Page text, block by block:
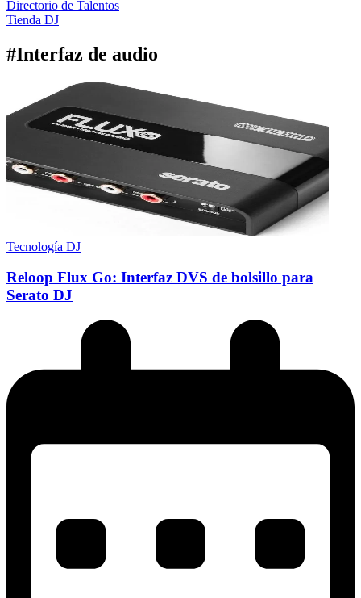
Directorio de Talentos
Tienda DJ
#Interfaz de audio
Tecnología DJ
Reloop Flux Go: Interfaz DVS de bolsillo para
Serato DJ